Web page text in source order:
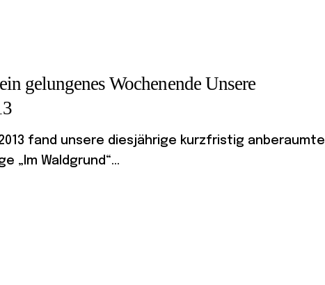
gelungenes Wochenende Unsere
fand unsere diesjährige kurzfristig anberaumte
„Im Waldgrund“...